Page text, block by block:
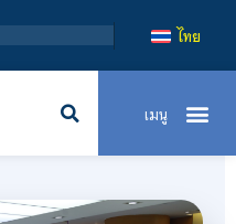
สถาบันเทคโน
ไทย